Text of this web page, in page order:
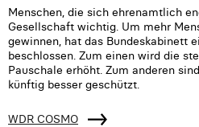
Menschen, die sich ehrenamtlich
Gesellschaft wichtig. Um mehr
gewinnen, hat das Bundeskabinett
beschlossen. Zum einen wird die
Pauschale erhöht. Zum anderen
künftig besser geschützt.
WDR COSMO